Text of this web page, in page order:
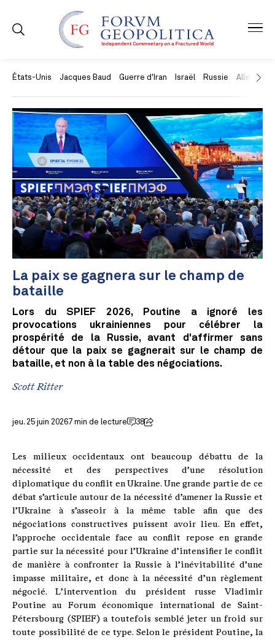
États-Unis Jacques Baud Guerre d'Iran Israël Russie Allemagne
La paix se gagnera sur le champ de
bataille
Lors du SPIEF 2026, Poutine a ignoré les
provocations ukrainiennes pour célébrer la
prospérité de la Russie, avant d'affirmer sans
détour que la paix se gagnerait sur le champ de
bataille, et non à la table des négociations.
Scott Ritter
jeu. 25 juin 20267 min de lecture 38
Les milieux occidentaux ont beaucoup débattu de la
nécessité et des perspectives d’une résolution
diplomatique du conflit en Ukraine. Une grande partie de ce
débat s’articule autour de la nécessité d’amener la Russie et
l’Ukraine à s’asseoir à la même table afin que des
négociations constructives puissent avoir lieu. En effet,
l’approche occidentale face au conflit repose en grande
partie sur la nécessité pour l’Ukraine d’intensifier le conflit
de manière à confronter la Russie à l’inévitabilité d’une
impasse militaire, et donc à la nécessité d’un règlement
négocié. L’intervention du président russe Vladimir
Poutine au Forum économique international de Saint-
Pétersbourg (SPIEF) a toutefois semblé jeter un froid sur
toute possibilité de ce type. Selon le président Poutine, la